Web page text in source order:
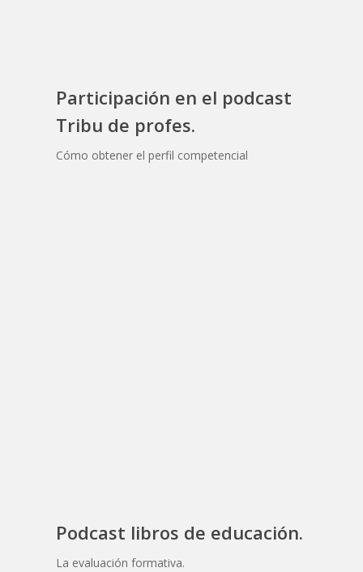
Participación en el podcast
Tribu de profes.
Cómo obtener el perfil competencial
Podcast libros de educación.
La evaluación formativa.